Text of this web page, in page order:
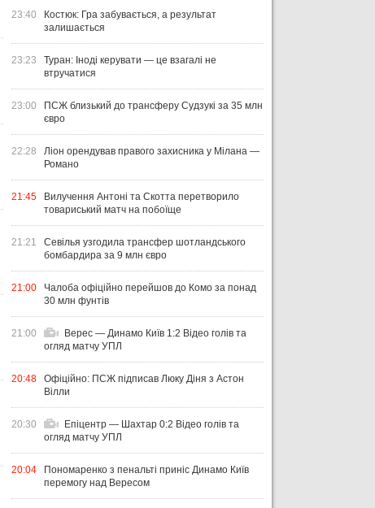
23:40
Костюк: Гра забувається, а результат
залишається
23:23
Туран: Іноді керувати — це взагалі не
втручатися
23:00
ПСЖ близький до трансферу Судзукі за 35 млн
євро
22:28
Ліон орендував правого захисника у Мілана —
Романо
21:45
Вилучення Антоні та Скотта перетворило
товариський матч на побоїще
21:21
Севілья узгодила трансфер шотландського
бомбардира за 9 млн євро
21:00
Чалоба офіційно перейшов до Комо за понад
30 млн фунтів
21:00
Верес — Динамо Київ 1:2 Відео голів та
огляд матчу УПЛ
20:48
Офіційно: ПСЖ підписав Люку Діня з Астон
Вілли
20:30
Епіцентр — Шахтар 0:2 Відео голів та
огляд матчу УПЛ
20:04
Пономаренко з пенальті приніс Динамо Київ
перемогу над Вересом